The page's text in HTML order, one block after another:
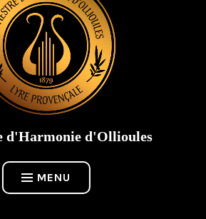
d'Harmonie d'Ollioules
MENU